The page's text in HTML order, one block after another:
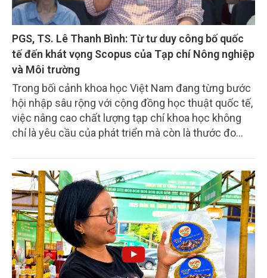
PGS, TS. Lê Thanh Bình: Từ tư duy công bố quốc
tế đến khát vọng Scopus của Tạp chí Nông nghiệp
và Môi trường
Trong bối cảnh khoa học Việt Nam đang từng bước
hội nhập sâu rộng với cộng đồng học thuật quốc tế,
việc nâng cao chất lượng tạp chí khoa học không
chỉ là yêu cầu của phát triển mà còn là thước đo
cơ quan khoa học. Tại Hội thảo khoa học “Nâng cao
chất lượng Tạp chí khoa học hướng tới chỉ mục
Scopus” do Tạp chí Nông nghiệp và Môi trường tổ
chức, tham luận của PGS, TS. Lê Thanh Bình đã
mang đến những gợi mở quan trọng về tư duy,
phương pháp và lộ trình xây dựng các công trình
khoa học đạt chuẩn quốc tế. Những chia sẻ ấy
không chỉ là khuyến nghị đối với các nhà khoa học